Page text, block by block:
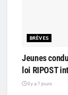
BRÈVES
Jeunes
loi RIPOST
il y a 7 jours